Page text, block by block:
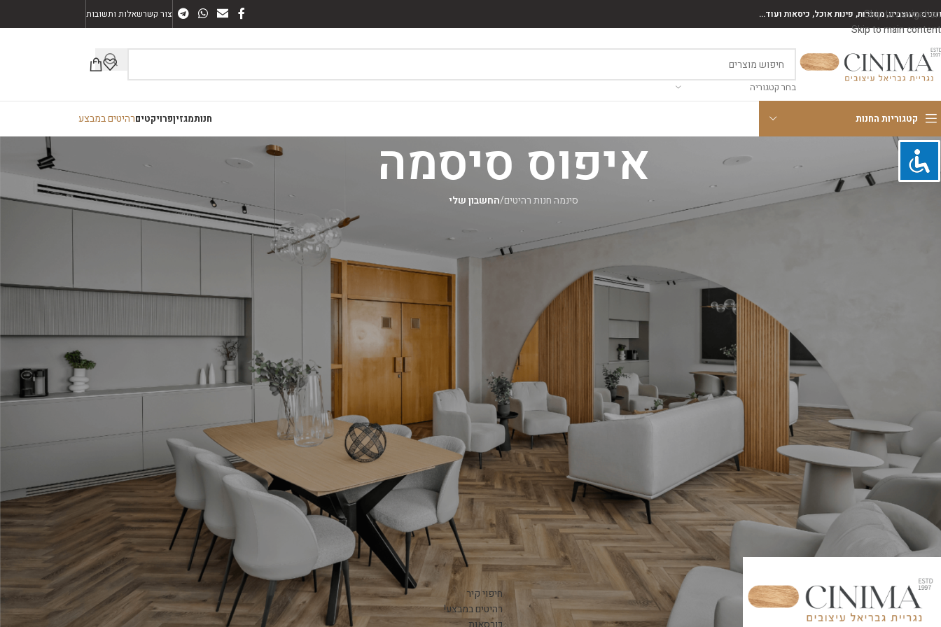
Skip to navigation
Skip to main content
מעוצבים, מסגרות, פינות אוכל, כיסאות ועוד... צור קשרשאלות ותשובות
בחר קטגוריה
קטגוריות החנות חנותמגזיןפרויקטיםרהיטים במבצע
איפוס סיסמה
סינמה חנות רהיטים/החשבון שלי
שכחת את הסיסמה? יש להזין את שם המשתמש או כתובת האימייל. הוראות איפוס
איפוס סיסמה
מגזין
איך לעצב את הבית בשנת 2023?
אוגוסט 6, 2026
1 Comment
קטגוריות מוצרים
חיפוי קיר
רהיטים במבצע!
ניווט מהיר
דף הבית
קטלוג רהיטים